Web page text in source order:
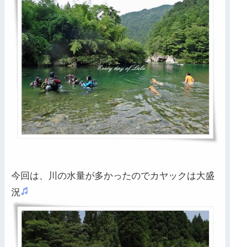
今回は、川の水量が多かったのでカヤックは大盛
況